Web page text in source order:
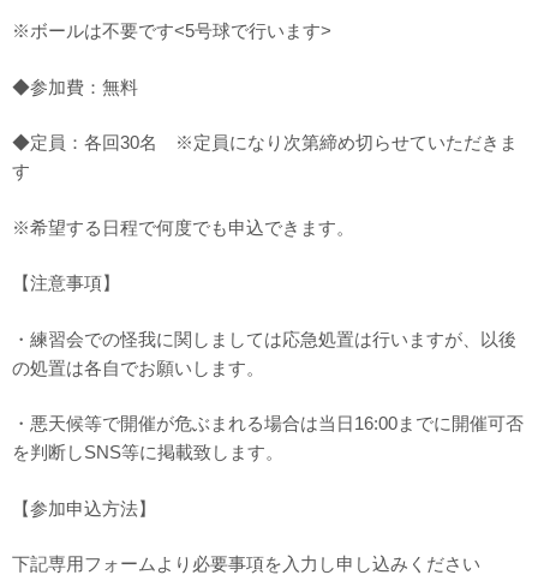
※ボールは不要です<5号球で行います>
◆参加費：無料
◆定員：各回30名 ※定員になり次第締め切らせていただきま
す
※希望する日程で何度でも申込できます。
【注意事項】
・練習会での怪我に関しましては応急処置は行いますが、以後
の処置は各自でお願いします。
・悪天候等で開催が危ぶまれる場合は当日16:00までに開催可否
を判断しSNS等に掲載致します。
【参加申込方法】
下記専用フォームより必要事項を入力し申し込みください